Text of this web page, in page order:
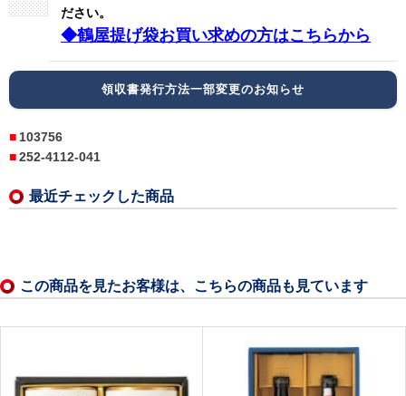
ださい。
◆鶴屋提げ袋お買い求めの方はこちらから
領収書発行方法一部変更のお知らせ
103756
252-4112-041
最近チェックした商品
この商品を見たお客様は、こちらの商品も見ています